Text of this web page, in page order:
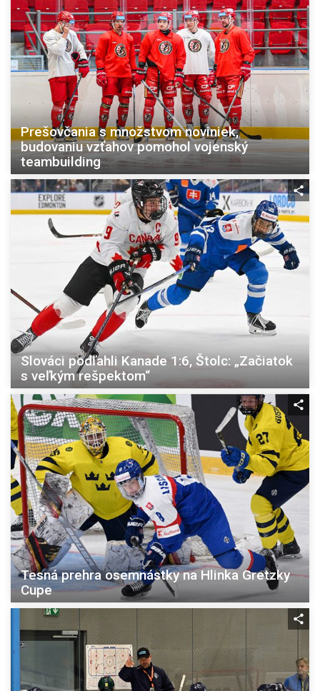
Prešovčania s množstvom noviniek,
budovaniu vzťahov pomohol vojenský
teambuilding
Slováci podľahli Kanade 1:6, Štolc: „Začiatok
s veľkým rešpektom“
Tesná prehra osemnástky na Hlinka Gretzky
Cupe